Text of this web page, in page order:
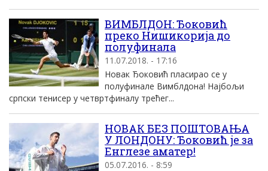
ВИМБЛДОН: Ђоковић
преко Нишикорија до
полуфинала
11.07.2018. - 17:16
Новак Ђоковић пласирао се у
полуфинале Вимблдона! Најбољи
српски тенисер у четвртфиналу трећег...
НОВАК БЕЗ ПОШТОВАЊА
У ЛОНДОНУ: Ђоковић је за
Енглезе аматер!
05.07.2016. - 8:59